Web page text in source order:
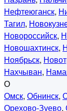
Нефтеюганск,
Тагил,
Новороссийск,
Новошахтинск,
Ноябрьск,
Нахчыван,
О
Омск, Обнинск,
Орехово-Зуево,